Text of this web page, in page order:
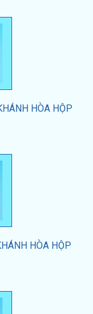
HÒA HỘP
HÒA HỘP